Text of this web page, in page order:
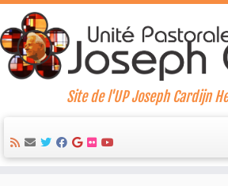
Site de l'UP Joseph Cardijn